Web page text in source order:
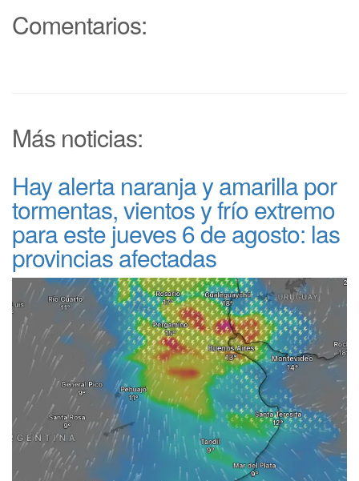
Comentarios:
Más noticias:
Hay alerta naranja y amarilla por
tormentas, vientos y frío extremo
para este jueves 6 de agosto: las
provincias afectadas